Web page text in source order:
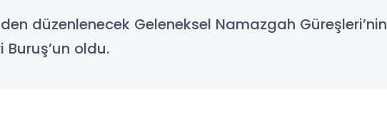
düzenlenecek Geleneksel Namazgah
Buruş’un oldu.